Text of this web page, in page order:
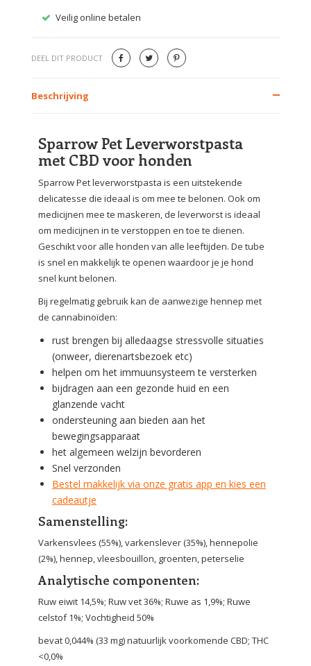
Veilig online betalen
DEEL DIT PRODUCT
Beschrijving
Sparrow Pet Leverworstpasta
met CBD voor honden
Sparrow Pet leverworstpasta is een uitstekende
delicatesse die ideaal is om mee te belonen. Ook om
medicijnen mee te maskeren, de leverworst is ideaal
om medicijnen in te verstoppen en toe te dienen.
Geschikt voor alle honden van alle leeftijden. De tube
is snel en makkelijk te openen waardoor je je hond
snel kunt belonen.
Bij regelmatig gebruik kan de aanwezige hennep met
de cannabinoïden:
rust brengen bij alledaagse stressvolle situaties
(onweer, dierenartsbezoek etc)
helpen om het immuunsysteem te versterken
bijdragen aan een gezonde huid en een
glanzende vacht
ondersteuning aan bieden aan het
bewegingsapparaat
het algemeen welzijn bevorderen
Snel verzonden
Bestel makkelijk via onze gratis app en kies een
cadeautje
Samenstelling:
Varkensvlees (55%), varkenslever (35%), hennepolie
(2%), hennep, vleesbouillon, groenten, peterselie
Analytische componenten:
Ruw eiwit 14,5%; Ruw vet 36%; Ruwe as 1,9%; Ruwe
celstof 1%; Vochtigheid 50%
bevat 0,044% (33 mg) natuurlijk voorkomende CBD; THC
<0,0%